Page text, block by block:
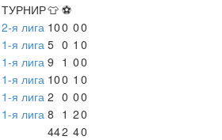
ТУРНИР👕 ⚽
2-я лига 100 00
1-я лига 5 0 1 0
1-я лига 9 1 00
1-я лига 100 1 0
1-я лига 2 0 00
1-я лига 8 1 20
442 40